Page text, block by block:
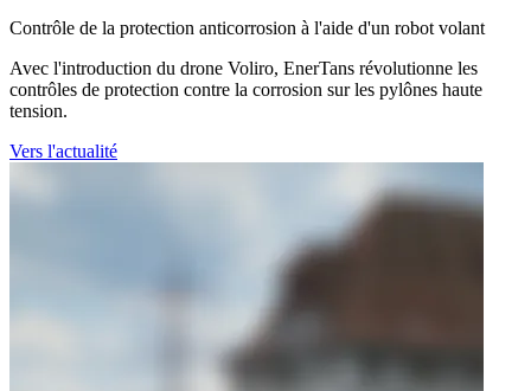
Contrôle de la protection anticorrosion à l'aide d'un robot volant
Avec l'introduction du drone Voliro, EnerTans révolutionne les
contrôles de protection contre la corrosion sur les pylônes haute
tension.
Vers l'actualité